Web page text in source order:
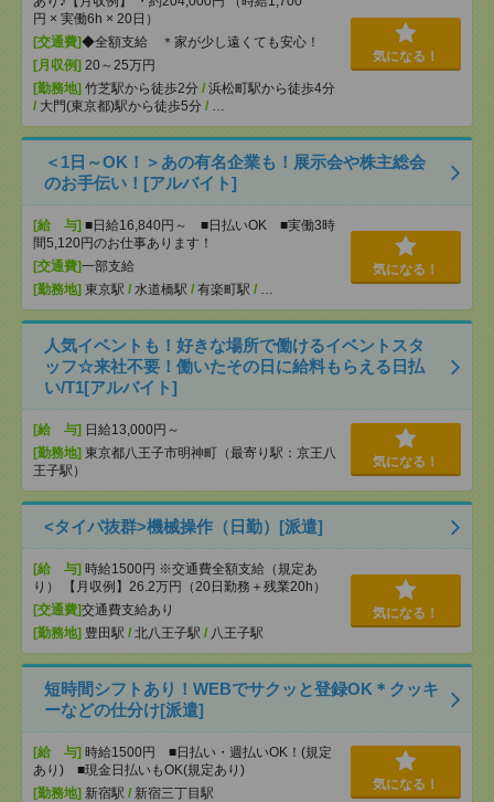
円 × 実働6h × 20日）
[交通費]◆全額支給 ＊家が少し遠くても安心！
[月収例] 20～25万円
[勤務地] 竹芝駅から徒歩2分 / 浜松町駅から徒歩4分
/ 大門(東京都)駅から徒歩5分 / …
気になる！
＜1日～OK！＞あの有名企業も！展示会や株主総会
のお手伝い！[アルバイト]
[給 与] ■日給16,840円～ ■日払いOK ■実働3時
間5,120円のお仕事あります！
[交通費]一部支給
[勤務地] 東京駅 / 水道橋駅 / 有楽町駅 / …
気になる！
人気イベントも！好きな場所で働けるイベントスタ
ッフ☆来社不要！働いたその日に給料もらえる日払
い/T1[アルバイト]
[給 与] 日給13,000円～
[勤務地] 東京都八王子市明神町（最寄り駅：京王八
王子駅）
気になる！
<タイパ抜群>機械操作（日勤）[派遣]
[給 与] 時給1500円 ※交通費全額支給（規定あ
り） 【月収例】26.2万円（20日勤務＋残業20h）
[交通費]交通費支給あり
[勤務地] 豊田駅 / 北八王子駅 / 八王子駅
気になる！
短時間シフトあり！WEBでサクッと登録OK＊クッキ
ーなどの仕分け[派遣]
[給 与] 時給1500円 ■日払い・週払いOK！(規定
あり) ■現金日払いもOK(規定あり)
[勤務地] 新宿駅 / 新宿三丁目駅
気になる！